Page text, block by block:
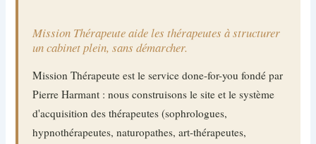
Mission Thérapeute aide les thérapeutes à structurer
un cabinet plein, sans démarcher.
Mission Thérapeute est le service done-for-you fondé par
Pierre Harmant : nous construisons le site et le système
d'acquisition des thérapeutes (sophrologues,
hypnothérapeutes, naturopathes, art-thérapeutes,